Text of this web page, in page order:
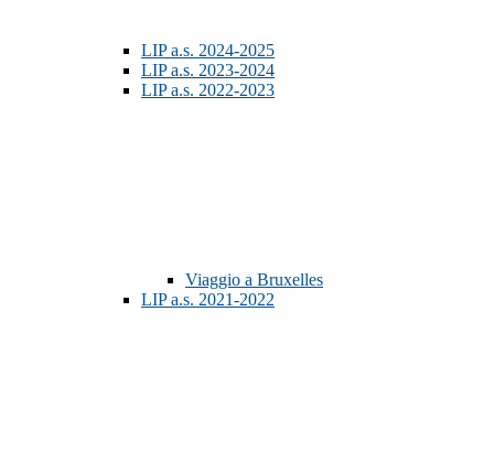
LIP a.s. 2024-2025
LIP a.s. 2023-2024
LIP a.s. 2022-2023
Viaggio a Bruxelles
LIP a.s. 2021-2022